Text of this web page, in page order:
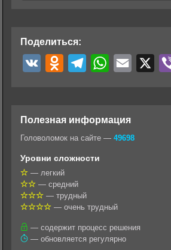
Поделиться:
o
k
a
s
s
n
i
e
g
W
t
l
Полезная информация
Головоломок на сайте — 49698
Уровни сложности
— легкий
— средний
— трудный
— очень трудный
— содержит процесс решения
— обновляется регулярно